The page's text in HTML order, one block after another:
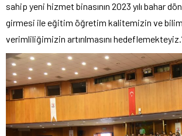
sahip yeni hizmet binasının 2023 yılı bahar
girmesi ile eğitim öğretim kalitemizin ve
verimliliğimizin artırılmasını